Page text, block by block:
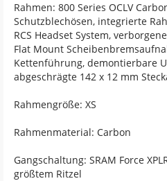
Rahmen: 800 Series OCLV
Schutzblechösen, integrierte
RCS Headset System,
Flat Mount
Kettenführung, demontierbare
abgeschrägte 142 x 12 mm
Rahmengröße: XS
Rahmenmaterial: Carbon
Gangschaltung: SRAM Force
größtem Ritzel